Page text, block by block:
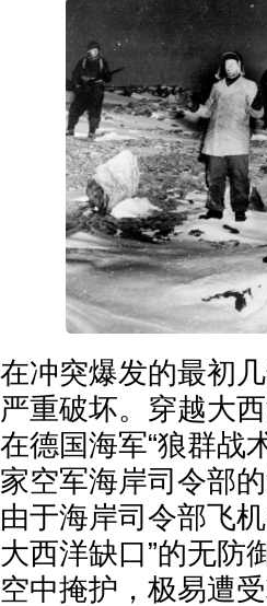
在冲突爆发的最初
严重破坏。穿越大
在德国海军“狼群战
家空军海岸司令部
由于海岸司令部飞
大西洋缺口”的无防
空中掩护，极易遭